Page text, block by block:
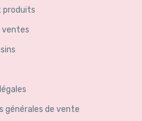
produits
ventes
générales de vente